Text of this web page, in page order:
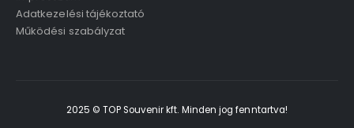
Adatkezelési tájékoztató
Működési szabályzat
2025 © TOP Souvenir kft. Minden jog fenntartva!